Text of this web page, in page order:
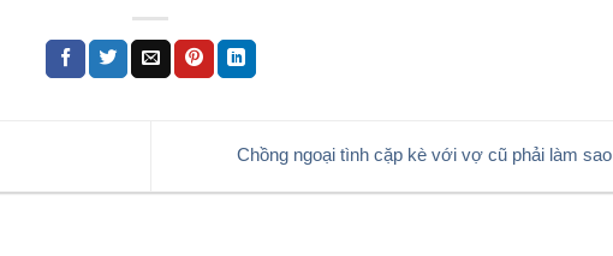
Chồng ngoại tình cặp kè với vợ cũ phải làm sao